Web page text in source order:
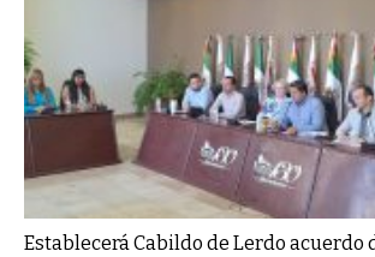
Establecerá Cabildo de Lerdo acuerdo